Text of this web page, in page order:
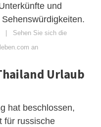
und
| Sehen Sie sich die
an
Urlaub
hat beschlossen,
für russische